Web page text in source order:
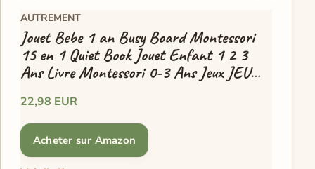
AUTREMENT
Jouet Bebe 1 an Busy Board Montessori
15 en 1 Quiet Book Jouet Enfant 1 2 3
Ans Livre Montessori 0-3 Ans Jeux JEU
22,98 EUR
Acheter sur Amazon